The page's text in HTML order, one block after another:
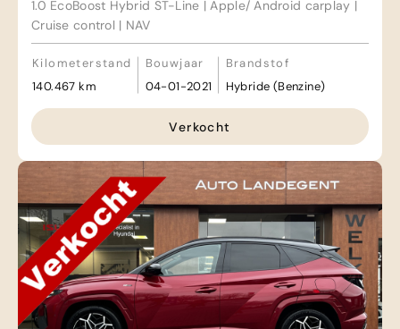
1.0 EcoBoost Hybrid ST-Line | Apple/ Android carplay |
Cruise control | NAV
Kilometerstand
140.467 km
Bouwjaar
04-01-2021
Brandstof
Hybride (Benzine)
Verkocht